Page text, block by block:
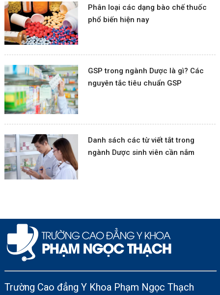
Phân loại các dạng bào chế thuốc
phổ biến hiện nay
GSP trong ngành Dược là gì? Các
nguyên tắc tiêu chuẩn GSP
Danh sách các từ viết tắt trong
ngành Dược sinh viên cần nắm
Trường Cao đẳng Y Khoa Phạm Ngọc Thạch